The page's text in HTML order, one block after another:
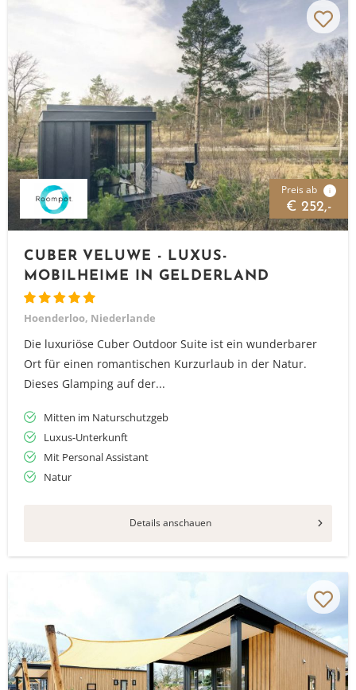
Preis ab i
€ 252,-
CUBER VELUWE - LUXUS-
MOBILHEIME IN GELDERLAND
Hoenderloo, Niederlande
Die luxuriöse Cuber Outdoor Suite ist ein wunderbarer
Ort für einen romantischen Kurzurlaub in der Natur.
Dieses Glamping auf der...
Mitten im Naturschutzgeb
Luxus-Unterkunft
Mit Personal Assistant
Natur
Details anschauen